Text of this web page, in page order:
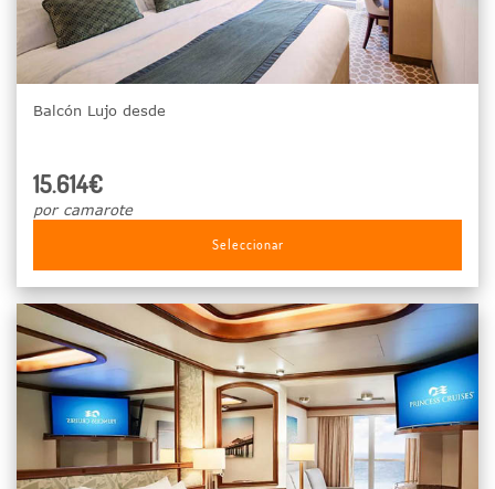
Balcón Lujo desde
15.614€
por camarote
Seleccionar